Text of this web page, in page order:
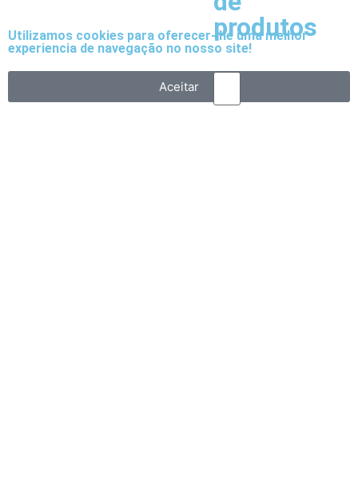
produtos
Utilizamos cookies para oferecer-lhe uma melhor
experiencia de navegação no nosso site!
Aceitar